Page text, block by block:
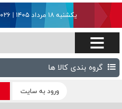
یکشنبه ۱۸ مرداد ۱۴۰۵ | Sunday 9 August 2026
گروه بندی کالا ها
ورود به سایت